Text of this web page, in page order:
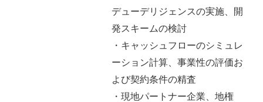
デューデリジェンスの実施、開
発スキームの検討
・キャッシュフローのシミュレ
ーション計算、事業性の評価お
よび契約条件の精査
・現地パートナー企業、地権